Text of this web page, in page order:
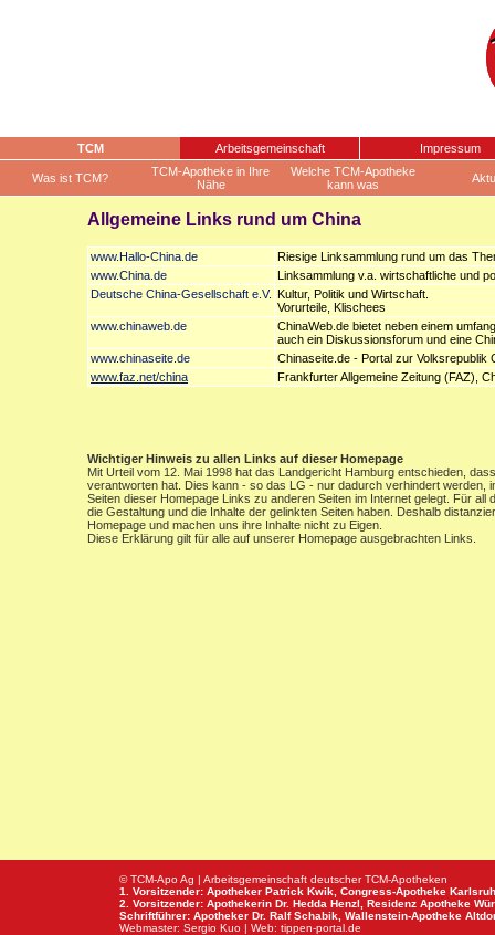
TCM Arbeitsgemeinschaft Impressum
Was ist TCM?
TCM-Apotheke in Ihre
Nähe
Welche TCM-Apotheke
kann was
Allgemeine Links rund um China
www.Hallo-China.de
Riesige Linksammlung rund um das
www.China.de
Linksammlung v.a. wirtschaftliche und
Deutsche China-Gesellschaft e.V. Kultur, Politik und Wirtschaft.
Vorurteile, Klischees
www.chinaweb.de
ChinaWeb.de bietet neben einem
auch ein Diskussionsforum und eine
www.chinaseite.de
Chinaseite.de - Portal zur Volksrepublik
www.faz.net/china
Frankfurter Allgemeine Zeitung (FAZ),
Wichtiger Hinweis zu allen Links auf dieser Homepage
Mit Urteil vom 12. Mai 1998 hat das Landgericht Hamburg entschieden,
verantworten hat. Dies kann - so das LG - nur dadurch verhindert
Seiten dieser Homepage Links zu anderen Seiten im Internet gelegt. Für
die Gestaltung und die Inhalte der gelinkten Seiten haben. Deshalb
Homepage und machen uns ihre Inhalte nicht zu Eigen.
Diese Erklärung gilt für alle auf unserer Homepage ausgebrachten Links.
© TCM-Apo Ag | Arbeitsgemeinschaft deutscher TCM-Apotheken
1. Vorsitzender: Apotheker Patrick Kwik, Congress-Apotheke
2. Vorsitzender: Apothekerin Dr. Hedda Henzl, Residenz Apotheke
Schriftführer: Apotheker Dr. Ralf Schabik, Wallenstein-Apotheke
Webmaster: Sergio Kuo | Web: tippen-portal.de